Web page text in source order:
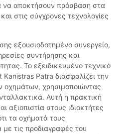
να αποκτήσουν πρόσβαση στα
στις σύγχρονες τεχνολογίες
εξουσιοδοτημένο συνεργείο,
συντήρησης και
Το εξειδικευμένο τεχνικό
Patra διασφαλίζει την
οχημάτων, χρησιμοποιώντας
Αυτή η πρακτική
αξιοπιστία στους ιδιοκτήτες
τα οχήματά τους
τις προδιαγραφές του